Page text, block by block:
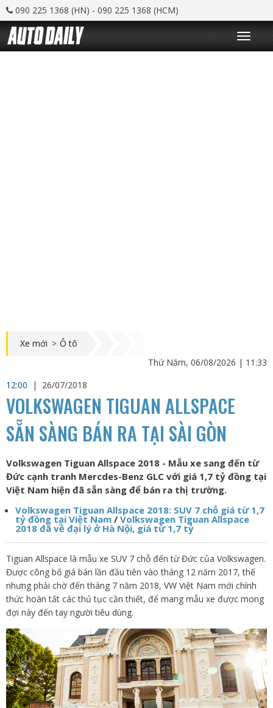
090 225 1368 (HN) - 090 225 1368 (HCM)
T
o
g
Xe mới > Ô tô
Thứ Năm, 06/08/2026 | 11:33
12:00
| 26/07/2018
VOLKSWAGEN TIGUAN ALLSPACE
SẴN SÀNG BÁN RA TẠI SÀI GÒN
Volkswagen Tiguan Allspace 2018 - Mẫu xe sang đến từ
Đức cạnh tranh Mercdes-Benz GLC với giá 1,7 tỷ đồng tại
Việt Nam hiện đã sẵn sàng để bán ra thị trường.
Volkswagen Tiguan Allspace 2018: SUV 7 chỗ giá từ 1,7
tỷ đồng tại Việt Nam / Volkswagen Tiguan Allspace
2018 đã về đại lý ở Hà Nội, giá từ 1,7 tỷ
Tiguan Allspace là mẫu xe SUV 7 chỗ đến từ Đức của Volkswagen.
Được công bố giá bán lần đầu tiên vào tháng 12 năm 2017, thế
nhưng phải chờ đến tháng 7 năm 2018, VW Việt Nam mới chính
thức hoàn tất các thủ tục cần thiết, để mang mẫu xe được mong
đợi này đến tay người tiêu dùng.